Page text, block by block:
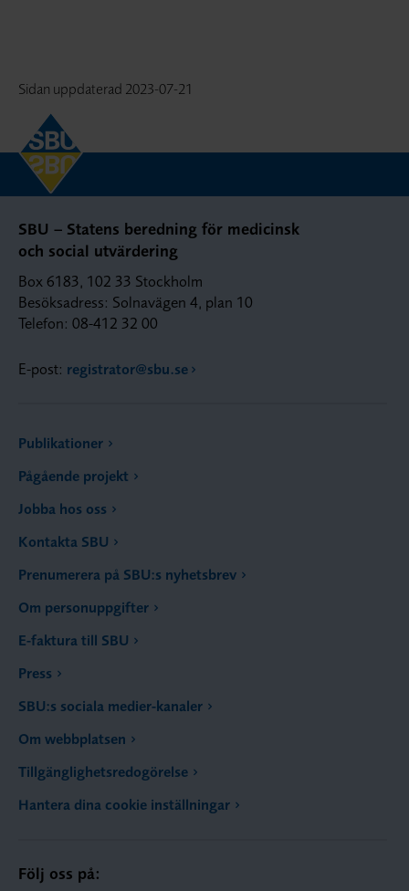
Sidan uppdaterad 2023-07-21
SBU – Statens beredning för medicinsk
och social utvärdering
Box 6183, 102 33 Stockholm
Besöksadress: Solnavägen 4, plan 10
Telefon: 08-412 32 00
E-post: registrator@sbu.se
Publikationer
Pågående projekt
Jobba hos oss
Kontakta SBU
Prenumerera på SBU:s nyhetsbrev
Om personuppgifter
E-faktura till SBU
Press
SBU:s sociala medier-kanaler
Om webbplatsen
Tillgänglighetsredogörelse
Hantera dina cookie inställningar
Följ oss på: